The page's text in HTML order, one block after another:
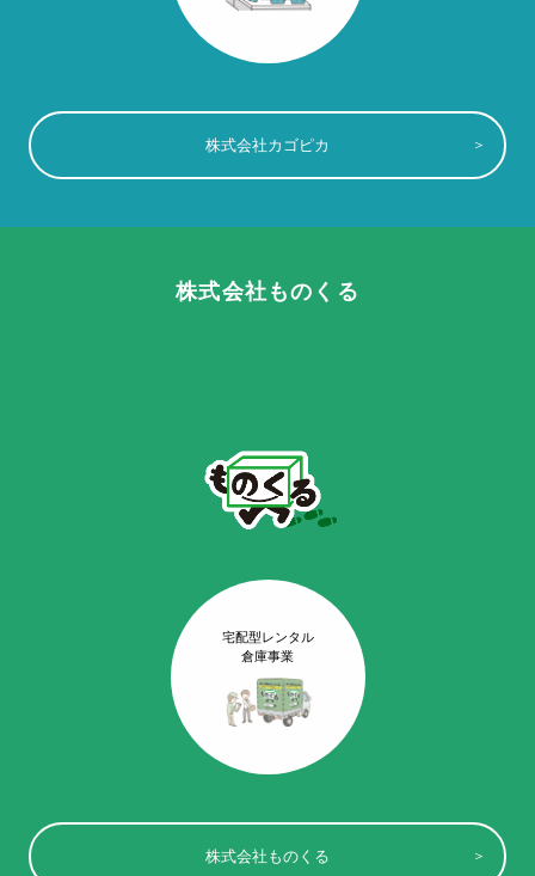
株式会社カゴピカ
株式会社ものくる
宅配型レンタル
倉庫事業
株式会社ものくる